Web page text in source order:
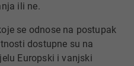
ili ne.
se odnose na postupak
dostupne su na
Europski i vanjski